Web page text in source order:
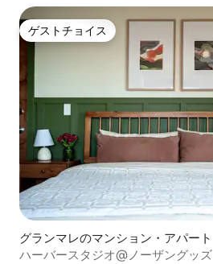
ゲストチョイス
ゲストチョイス
グランマレのマンション・アパート
ハーバースタジオ@ノーザングッズ